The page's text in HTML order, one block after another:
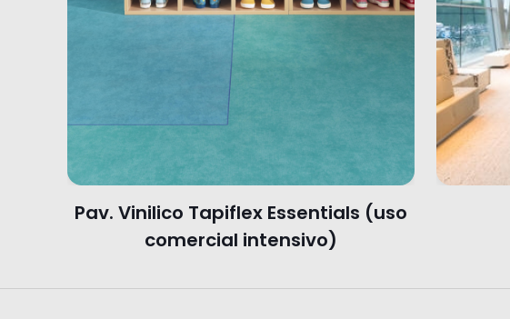
Pav. Vinilico Tapiflex Essentials (uso
comercial intensivo)